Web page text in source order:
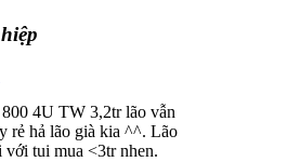
4U TW 3,2tr lão vẫn
rẻ hả lão già kia ^^. Lão
với tui mua <3tr nhen.